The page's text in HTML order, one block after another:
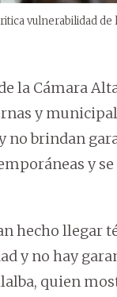
vulnerabilidad de
la Cámara
y
no brindan
y
hecho llegar
y no hay
quien